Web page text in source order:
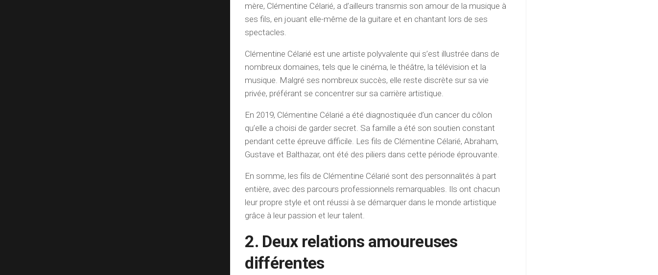
mère, Clémentine Célarié, a d’ailleurs transmis son amour de la musique à
ses fils, en jouant elle-même de la guitare et en chantant lors de ses
spectacles.
Clémentine Célarié est une artiste polyvalente qui s’est illustrée dans de
nombreux domaines, tels que le cinéma, le théâtre, la télévision et la
musique. Malgré ses nombreux succès, elle reste discrète sur sa vie
privée, préférant se concentrer sur sa carrière artistique.
En 2019, Clémentine Célarié a été diagnostiquée d’un cancer du côlon
qu’elle a choisi de garder secret. Sa famille a été son soutien constant
pendant cette épreuve difficile. Les fils de Clémentine Célarié, Abraham,
Gustave et Balthazar, ont été des piliers dans cette période éprouvante.
En somme, les fils de Clémentine Célarié sont des personnalités à part
entière, avec des parcours professionnels remarquables. Ils ont chacun
leur propre style et ont réussi à se démarquer dans le monde artistique
grâce à leur passion et leur talent.
2. Deux relations amoureuses
différentes